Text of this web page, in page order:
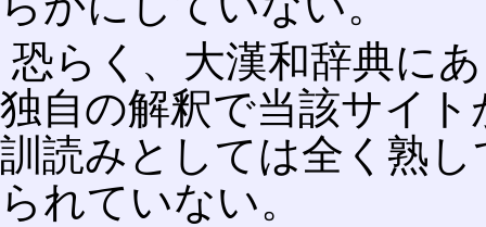
恐らく、大漢和辞典に
独自の解釈で当該サイ
訓読みとしては全く熟
られていない。